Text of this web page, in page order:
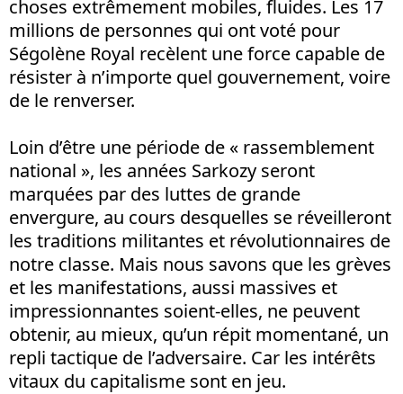
choses extrêmement mobiles, fluides. Les 17
millions de personnes qui ont voté pour
Ségolène Royal recèlent une force capable de
résister à n’importe quel gouvernement, voire
de le renverser.
Loin d’être une période de « rassemblement
national », les années Sarkozy seront
marquées par des luttes de grande
envergure, au cours desquelles se réveilleront
les traditions militantes et révolutionnaires de
notre classe. Mais nous savons que les grèves
et les manifestations, aussi massives et
impressionnantes soient-elles, ne peuvent
obtenir, au mieux, qu’un répit momentané, un
repli tactique de l’adversaire. Car les intérêts
vitaux du capitalisme sont en jeu.